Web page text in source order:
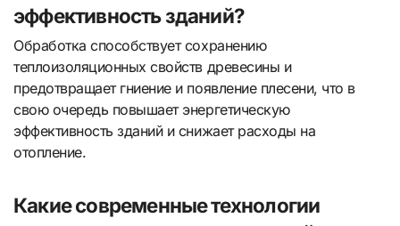
эффективность зданий?
Обработка способствует сохранению
теплоизоляционных свойств древесины и
предотвращает гниение и появление плесени, что в
свою очередь повышает энергетическую
эффективность зданий и снижает расходы на
отопление.
Какие современные технологии